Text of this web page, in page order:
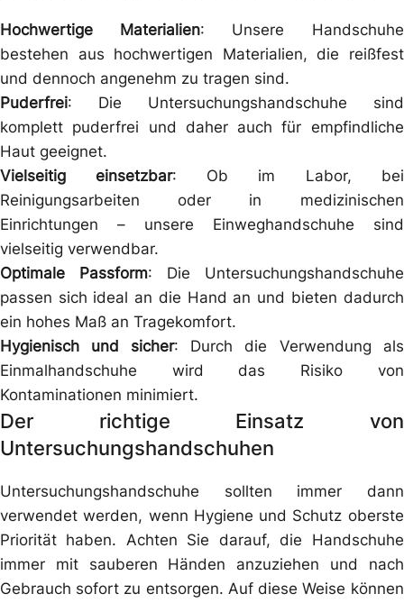
Hochwertige Materialien: Unsere Handschuhe
bestehen aus hochwertigen Materialien, die reißfest
und dennoch angenehm zu tragen sind.
Puderfrei: Die Untersuchungshandschuhe sind
komplett puderfrei und daher auch für empfindliche
Haut geeignet.
Vielseitig einsetzbar: Ob im Labor, bei
Reinigungsarbeiten oder in medizinischen
Einrichtungen – unsere Einweghandschuhe sind
vielseitig verwendbar.
Optimale Passform: Die Untersuchungshandschuhe
passen sich ideal an die Hand an und bieten dadurch
ein hohes Maß an Tragekomfort.
Hygienisch und sicher: Durch die Verwendung als
Einmalhandschuhe wird das Risiko von
Kontaminationen minimiert.
Der richtige Einsatz von
Untersuchungshandschuhen
Untersuchungshandschuhe sollten immer dann
verwendet werden, wenn Hygiene und Schutz oberste
Priorität haben. Achten Sie darauf, die Handschuhe
immer mit sauberen Händen anzuziehen und nach
Gebrauch sofort zu entsorgen. Auf diese Weise können